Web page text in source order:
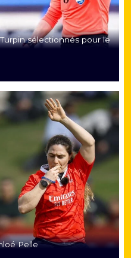
sélectionnés pour le
Pelle